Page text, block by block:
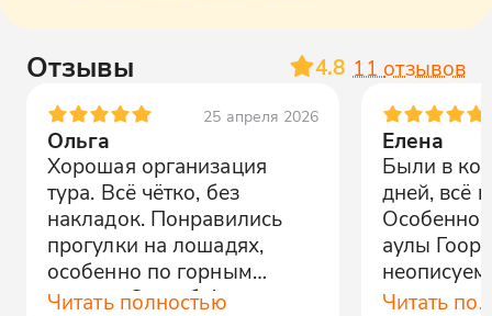
Отзывы 4.8 11 отзывов
25 апреля 2026
Ольга
Хорошая организация
тура. Всё чётко, без
накладок. Понравились
прогулки на лошадях,
особенно по горным
тропам. Спасибо!
Читать полностью
Елена
Были в
дней, всё
Особенно
аулы Гоор
Читать